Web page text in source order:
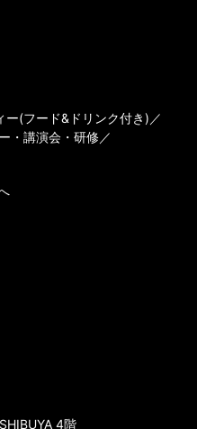
ー(フード&ドリンク付き)
・講演会・研修
4階